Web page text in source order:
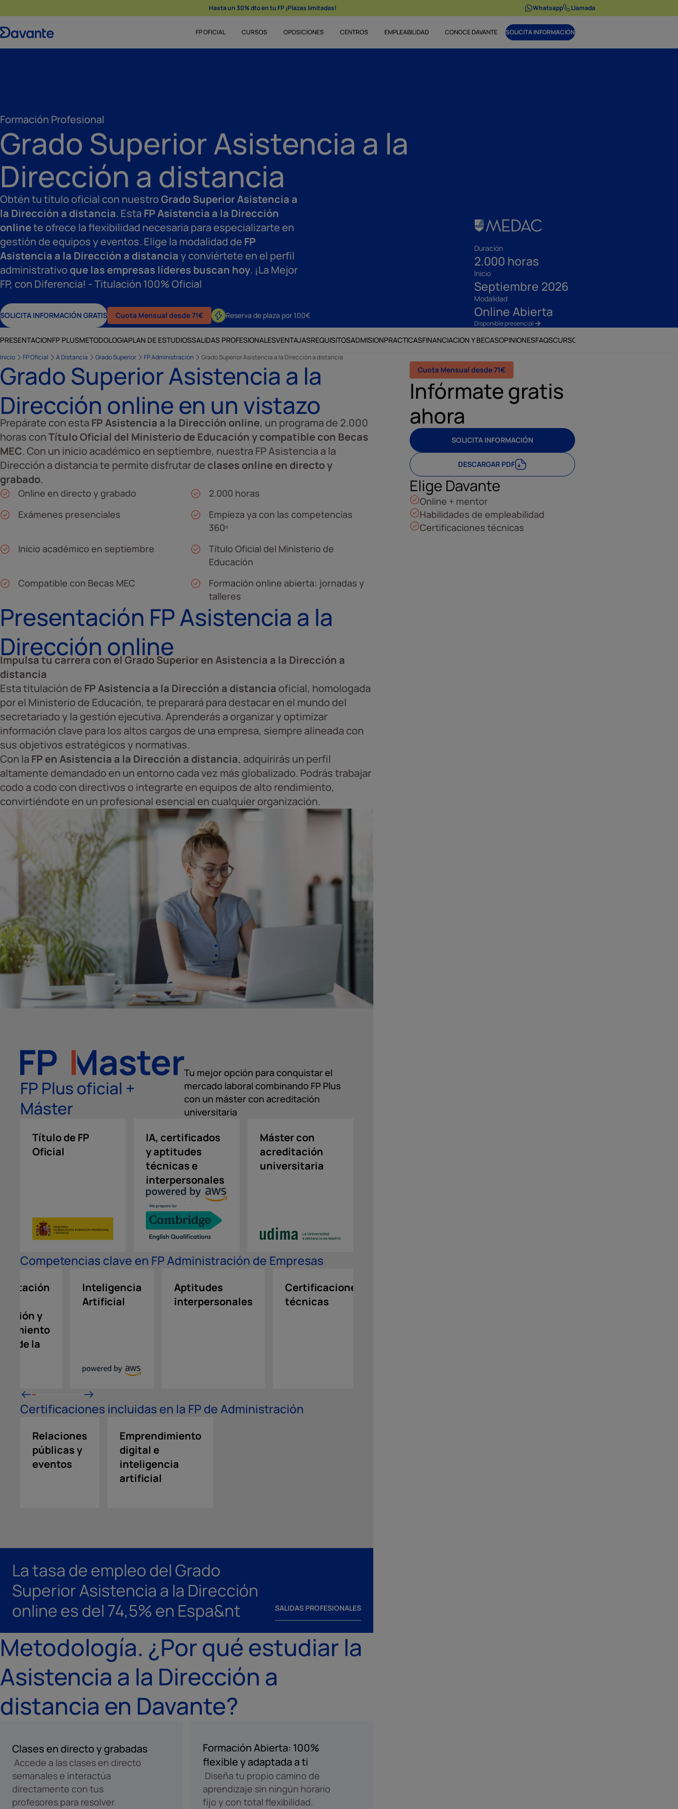
Hasta un 30% dto en tu FP ¡Plazas limitadas! Whatsapp Llamada
FP OFICIAL CURSOS OPOSICIONES CENTROS EMPLEABILIDAD CONOCE DAVANTE SOLICITA INFORMACIÓN
Formación Profesional
Grado Superior Asistencia a la
Dirección a distancia
Obtén tu título oficial con nuestroGrado Superior Asistencia a
la Dirección a distancia. Esta FP Asistencia a la Dirección
onlinete ofrece la flexibilidad necesaria para especializarte en
gestión de equipos y eventos. Elige la modalidad de FP
Asistencia a la Dirección a distanciay conviértete en el perfil
administrativo que las empresas líderes buscan hoy. ¡La Mejor
FP, con Diferencia! - Titulación 100% Oficial
SOLICITA INFORMACIÓN GRATIS Cuota Mensual desde 71€ Reserva de plaza por 100€
Duración
2.000 horas
Inicio
Septiembre 2026
Modalidad
Online Abierta
Disponible presencial
PRESENTACIONFP PLUSMETODOLOGIAPLAN DE ESTUDIOSSALIDAS PROFESIONALESVENTAJASREQUISITOSADMISIONPRACTICASFINANCIACION Y BECASOPINIONESFAQSCURSOS RELACIONADOS
Inicio FP Oficial A Distancia Grado Superior FP Administración Grado Superior Asistencia a la Dirección a distancia
Grado Superior Asistencia a la
Dirección online en un vistazo
Prepárate con esta FP Asistencia a la Dirección online, un programa de 2.000
horas conTítulo Oficial del Ministerio de Educación y compatible con Becas
MEC. Con un inicio académico en septiembre, nuestra FP Asistencia a la
Dirección a distancia te permite disfrutar de clases online en directo y
grabado.
Online en directo y grabado
2.000 horas
Exámenes presenciales
Empieza ya con las competencias
360º
Inicio académico en septiembre
Título Oficial del Ministerio de
Educación
Compatible con Becas MEC
Formación online abierta: jornadas y
talleres
Presentación FP Asistencia a la
Dirección online
Impulsa tu carrera con el Grado Superior en Asistencia a la Dirección a
distancia
Esta titulación de FP Asistencia a la Dirección a distancia oficial, homologada
por el Ministerio de Educación, te preparará para destacar en el mundo del
secretariado y la gestión ejecutiva. Aprenderás a organizar y optimizar
información clave para los altos cargos de una empresa, siempre alineada con
sus objetivos estratégicos y normativas.
Con la FP en Asistencia a la Dirección a distancia, adquirirás un perfil
altamente demandado en un entorno cada vez más globalizado. Podrás trabajar
codo a codo con directivos o integrarte en equipos de alto rendimiento,
convirtiéndote en un profesional esencial en cualquier organización.
FP Plus oficial +
Máster
Tu mejor opción para conquistar el
mercado laboral combinando FP Plus
con un máster con acreditación
universitaria
Título de FP
Oficial
IA, certificados
y aptitudes
técnicas e
interpersonales
Máster con
acreditación
universitaria
Competencias clave en FP Administración de Empresas
y
de la
Inteligencia
Artificial
Aptitudes
interpersonales
Certificaciones
técnicas
Certificaciones incluidas en la FP de Administración
Relaciones
públicas y
eventos
Emprendimiento
digital e
inteligencia
artificial
La tasa de empleo del Grado
Superior Asistencia a la Dirección
online es del 74,5% en Espa&nt
SALIDAS PROFESIONALES
Metodología. ¿Por qué estudiar la
Asistencia a la Dirección a
distancia en Davante?
Clases en directo y grabadas
Accede a las clases en directo
semanales e interactúa
directamente con tus
profesores para resolver
Formación Abierta: 100%
flexible y adaptada a ti
Diseña tu propio camino de
aprendizaje sin ningún horario
fijo y con total flexibilidad.
Cuota Mensual desde 71€
Infórmate gratis
ahora
SOLICITA INFORMACIÓN
DESCARGAR PDF
Elige Davante
Online + mentor
Habilidades de empleabilidad
Certificaciones técnicas